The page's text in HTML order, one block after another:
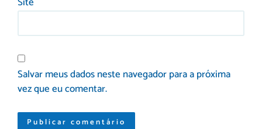
Salvar meus dados neste navegador para a próxima
vez que eu comentar.